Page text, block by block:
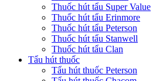
Thuốc hút tẩu Super Value
Thuốc hút tẩu Erinmore
Thuốc hút tẩu Peterson
Thuốc hút tẩu Stanwell
Thuốc hút tẩu Clan
Tẩu hút thuốc
Tẩu hút thuốc Peterson